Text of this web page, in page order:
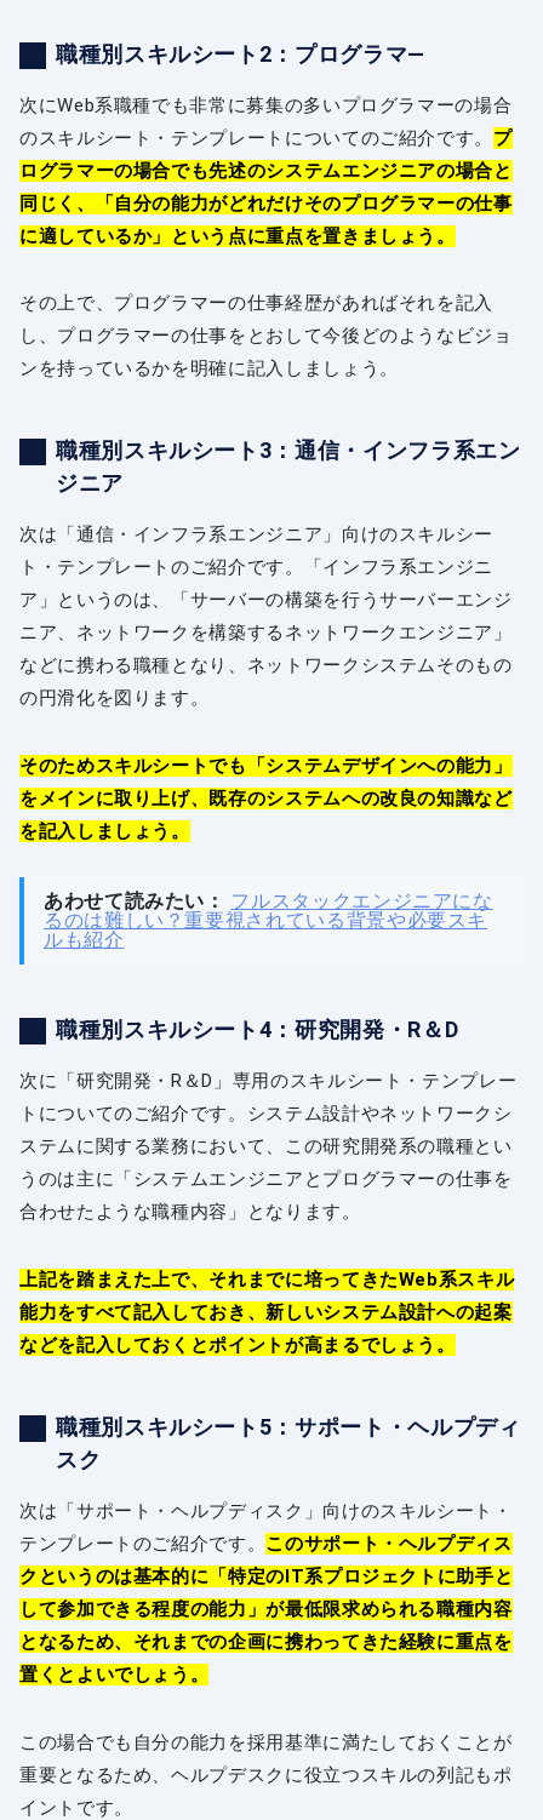
職種別スキルシート2：プログラマ—
次にWeb系職種でも非常に募集の多いプログラマーの場合
のスキルシート・テンプレートについてのご紹介です。 プ
ログラマーの場合でも先述のシステムエンジニアの場合と
同じく、「自分の能力がどれだけそのプログラマーの仕事
に適しているか」という点に重点を置きましょう。
その上で、プログラマーの仕事経歴があればそれを記入
し、プログラマーの仕事をとおして今後どのようなビジョ
ンを持っているかを明確に記入しましょう。
職種別スキルシート3：通信・インフラ系エン
ジニア
次は「通信・インフラ系エンジニア」向けのスキルシー
ト・テンプレートのご紹介です。「インフラ系エンジニ
ア」というのは、「サーバーの構築を行うサーバーエンジ
ニア、ネットワークを構築するネットワークエンジニア」
などに携わる職種となり、ネットワークシステムそのもの
の円滑化を図ります。
そのためスキルシートでも「システムデザインへの能力」
をメインに取り上げ、既存のシステムへの改良の知識など
を記入しましょう。
あわせて読みたい：
フルスタックエンジニアにな
るのは難しい？重要視されている背景や必要スキ
ルも紹介
職種別スキルシート4：研究開発・R＆D
次に「研究開発・R＆D」専用のスキルシート・テンプレー
トについてのご紹介です。システム設計やネットワークシ
ステムに関する業務において、この研究開発系の職種とい
うのは主に「システムエンジニアとプログラマーの仕事を
合わせたような職種内容」となります。
上記を踏まえた上で、それまでに培ってきたWeb系スキル
能力をすべて記入しておき、新しいシステム設計への起案
などを記入しておくとポイントが高まるでしょう。
職種別スキルシート5：サポート・ヘルプディ
スク
次は「サポート・ヘルプディスク」向けのスキルシート・
テンプレートのご紹介です。 このサポート・ヘルプディス
クというのは基本的に「特定のIT系プロジェクトに助手と
して参加できる程度の能力」が最低限求められる職種内容
となるため、それまでの企画に携わってきた経験に重点を
置くとよいでしょう。
この場合でも自分の能力を採用基準に満たしておくことが
重要となるため、ヘルプデスクに役立つスキルの列記もポ
イントです。